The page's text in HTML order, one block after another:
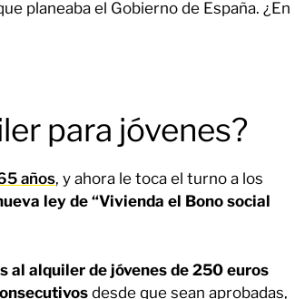
planeaba el Gobierno de España. ¿En
para jóvenes?
años, y ahora le toca el turno a los
ley de “Vivienda el Bono social
al alquiler de jóvenes de 250 euros
desde que sean aprobadas,